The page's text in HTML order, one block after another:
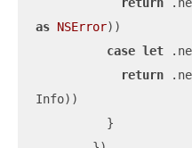
as NSError))
case let
return
Info))